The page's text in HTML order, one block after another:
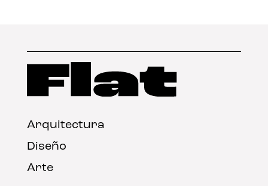
Arquitectura
Diseño
Arte